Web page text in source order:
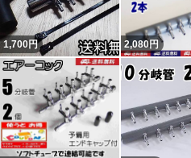
1,700円 2,080円